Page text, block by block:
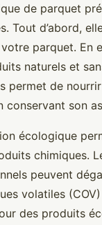
de parquet
Tout d’abord,
parquet. En
naturels et
permet de
conservant son
écologique
chimiques.
peuvent
volatiles
des produits